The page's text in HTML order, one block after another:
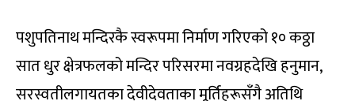
पशुपतिनाथ मन्दिरकै स्वरूपमा निर्माण गरिएको १० कठ्ठा
सात धुर क्षेत्रफलको मन्दिर परिसरमा नवग्रहदेखि हनुमान,
सरस्वतीलगायतका देवीदेवताका मूर्तिहरूसँगै अतिथि